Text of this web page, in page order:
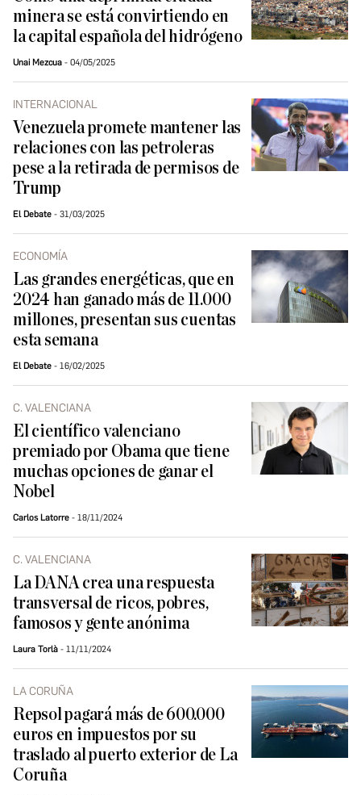
minera se está convirtiendo en
la capital española del hidrógeno
Unai Mezcua 04/05/2025
INTERNACIONAL
Venezuela promete mantener las
relaciones con las petroleras
pese a la retirada de permisos de
Trump
El Debate 31/03/2025
ECONOMÍA
Las grandes energéticas, que en
2024 han ganado más de 11.000
millones, presentan sus cuentas
esta semana
El Debate 16/02/2025
C. VALENCIANA
El científico valenciano
premiado por Obama que tiene
muchas opciones de ganar el
Nobel
Carlos Latorre 18/11/2024
C. VALENCIANA
La DANA crea una respuesta
transversal de ricos, pobres,
famosos y gente anónima
Laura Torlà 11/11/2024
LA CORUÑA
Repsol pagará más de 600.000
euros en impuestos por su
traslado al puerto exterior de La
Coruña